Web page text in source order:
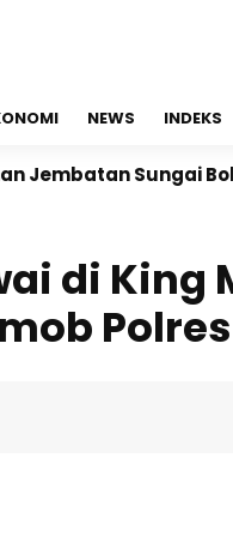
NEWS INDEKS
Sungai Bolalele di
di King